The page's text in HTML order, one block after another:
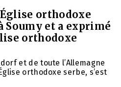
orthodoxe
Soumy et a exprimé
orthodoxe
et de toute l’Allemagne
orthodoxe serbe, s’est